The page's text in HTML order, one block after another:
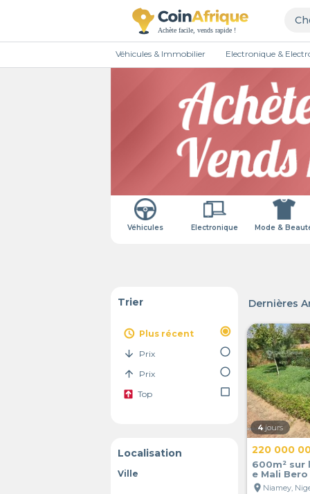
Véhicules Electronique Mode &
Véhicules & Immobilier Electronique &
Trier
access_time Plus récent
radio_button_checked
arrow_downward
Prix
radio_button_unchecked
arrow_upward
Prix radio_button_unchecked
Top check_box_outline_blank
Localisation
Ville
Dernières
4 jours
220 000
600m² sur
e Mali Bero
location_on Niamey,